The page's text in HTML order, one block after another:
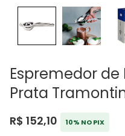
Espremedor
Prata
R$ 152,10 10% NO PIX